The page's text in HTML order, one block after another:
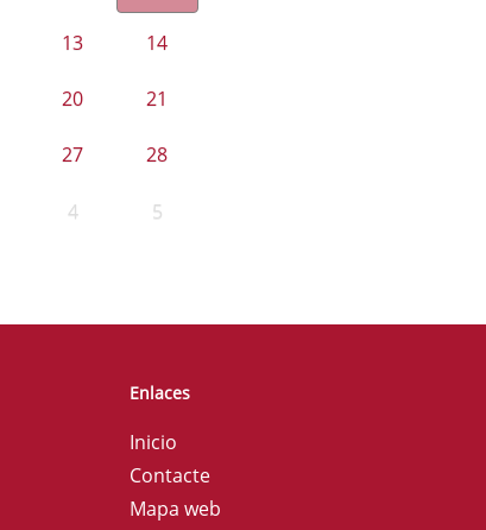
13 14
20 21
27 28
4 5
Enlaces
Inicio
Contacte
Mapa web